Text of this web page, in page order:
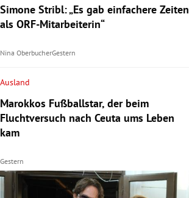
Simone Stribl: „Es gab einfachere Zeiten
als ORF-Mitarbeiterin“
Nina OberbucherGestern
Ausland
Marokkos Fußballstar, der beim
Fluchtversuch nach Ceuta ums Leben
kam
Gestern